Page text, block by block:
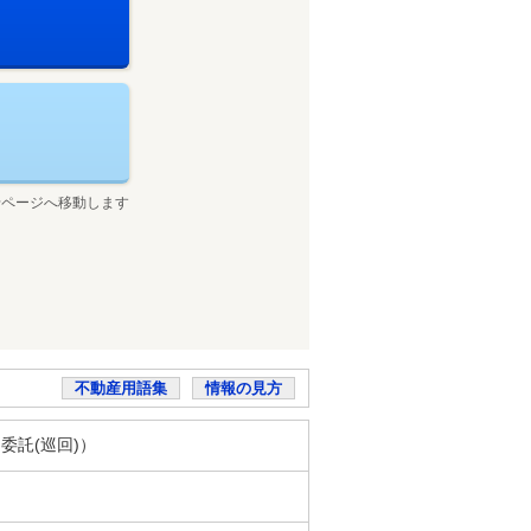
ージへ移動します
不動産用語集 情報の見方
託(巡回)）